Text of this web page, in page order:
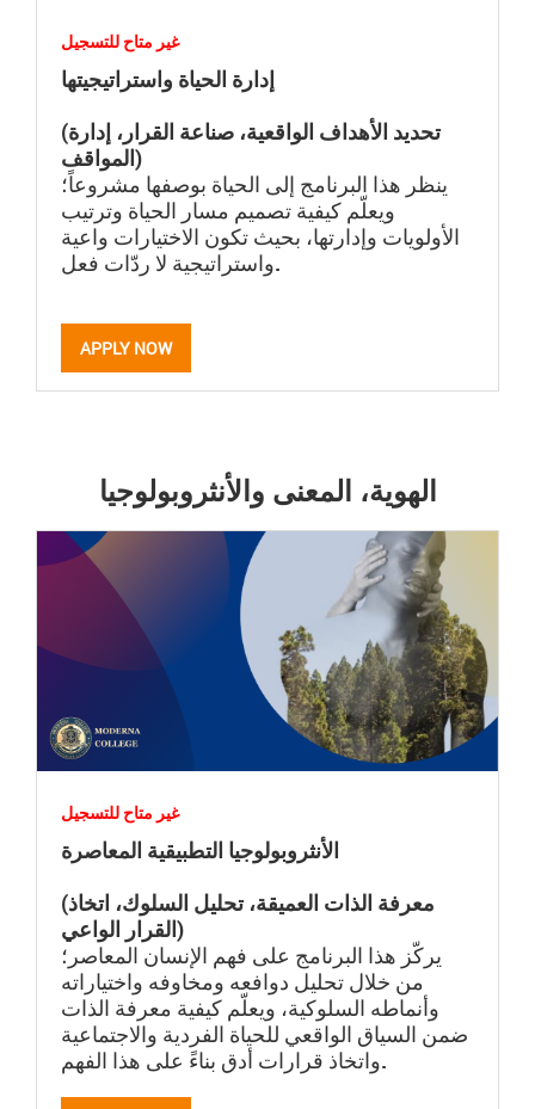
غير متاح للتسجيل
إدارة الحياة واستراتيجيتها
(تحديد الأهداف الواقعية، صناعة القرار، إدارة
المواقف)
ينظر هذا البرنامج إلى الحياة بوصفها مشروعاً؛
ويعلّم كيفية تصميم مسار الحياة وترتيب
الأولويات وإدارتها، بحيث تكون الاختيارات واعية
واستراتيجية لا ردّات فعل.
APPLY NOW
الهوية، المعنى والأنثروبولوجيا
غير متاح للتسجيل
الأنثروبولوجيا التطبيقية المعاصرة
(معرفة الذات العميقة، تحليل السلوك، اتخاذ
القرار الواعي)
يركّز هذا البرنامج على فهم الإنسان المعاصر؛
من خلال تحليل دوافعه ومخاوفه واختياراته
وأنماطه السلوكية، ويعلّم كيفية معرفة الذات
ضمن السياق الواقعي للحياة الفردية والاجتماعية
واتخاذ قرارات أدق بناءً على هذا الفهم.